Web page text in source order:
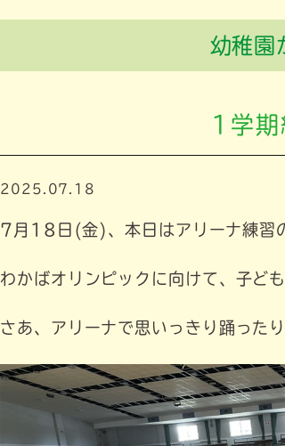
幼稚園
1学期
2025.07.18
7月18日(金)、本日はアリーナ練習
わかばオリンピックに向けて、子ど
さあ、アリーナで思いっきり踊った